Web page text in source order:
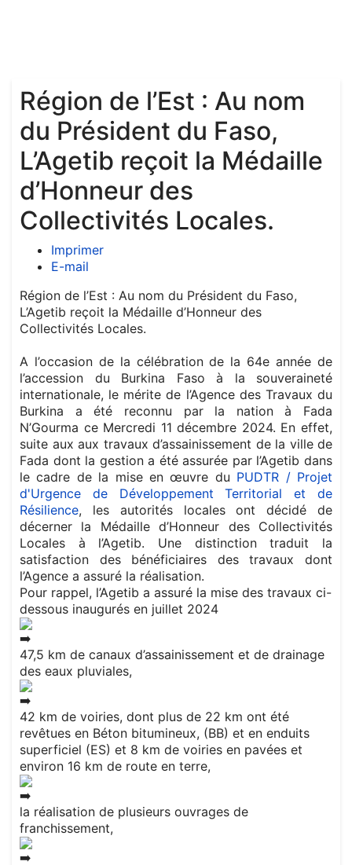
Région de l’Est : Au nom
du Président du Faso,
L’Agetib reçoit la Médaille
d’Honneur des
Collectivités Locales.
Imprimer
E-mail
Région de l’Est : Au nom du Président du Faso,
L’Agetib reçoit la Médaille d’Honneur des
Collectivités Locales.
A l’occasion de la célébration de la 64e année de
l’accession du Burkina Faso à la souveraineté
internationale, le mérite de l’Agence des Travaux du
Burkina a été reconnu par la nation à Fada
N’Gourma ce Mercredi 11 décembre 2024. En effet,
suite aux aux travaux d’assainissement de la ville de
Fada dont la gestion a été assurée par l’Agetib dans
le cadre de la mise en œuvre du PUDTR / Projet
d'Urgence de Développement Territorial et de
Résilience, les autorités locales ont décidé de
décerner la Médaille d’Honneur des Collectivités
Locales à l’Agetib. Une distinction traduit la
satisfaction des bénéficiaires des travaux dont
l’Agence a assuré la réalisation.
Pour rappel, l’Agetib a assuré la mise des travaux ci-
dessous inaugurés en juillet 2024
47,5 km de canaux d’assainissement et de drainage
des eaux pluviales,
42 km de voiries, dont plus de 22 km ont été
revêtues en Béton bitumineux, (BB) et en enduits
superficiel (ES) et 8 km de voiries en pavées et
environ 16 km de route en terre,
la réalisation de plusieurs ouvrages de
franchissement,